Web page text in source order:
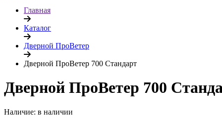
Главная
Каталог
Дверной ПроВетер
Дверной ПроВетер 700 Стандарт
Дверной ПроВетер 700
Наличие: в наличии